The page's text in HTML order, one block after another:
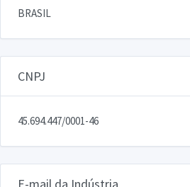
BRASIL
CNPJ
45.694.447/0001-46
E-mail da Indústria